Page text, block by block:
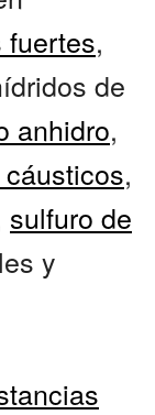
fuertes,
de
anhidro,
,
sulfuro de
y